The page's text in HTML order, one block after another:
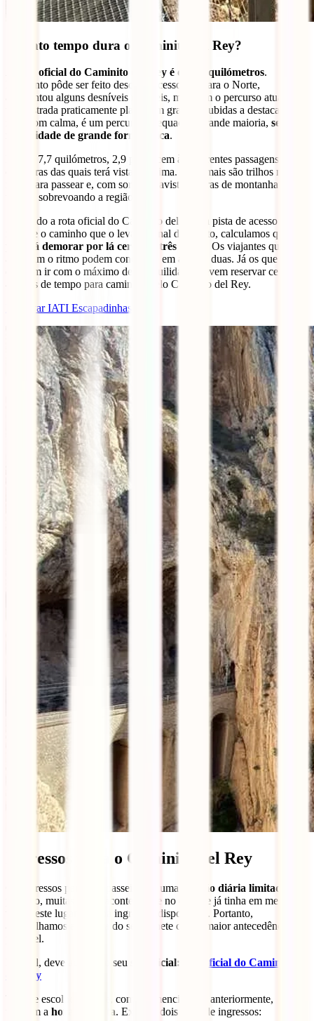
Quanto tempo dura o Caminito del Rey?
A rota oficial do Caminito del Rey é de 7,7 quilómetros.
Enquanto pôde ser feito desde o Acesso Sul para o Norte,
apresentou alguns desníveis notáveis, mas com o percurso atual, é
uma estrada praticamente plana sem grandes subidas a destacar. Por
isso, com calma, é um percurso adequado à grande maioria, sem a
necessidade de grande forma física.
Destes 7,7 quilómetros, 2,9 pertencem às diferentes passagens e
estruturas das quais terá vistas de cima. As demais são trilhos na
mata para passear e, com sorte, irá avistar cabras de montanha e
urubus sobrevoando a região.
Somando a rota oficial do Caminito del Rey, a pista de acesso do
início e o caminho que o leva ao final do trajeto, calculamos que
poderá demorar por lá cerca de três horas
. Os viajantes que
aceleram o ritmo podem concluí-lo em apenas duas. Já os que
desejam ir com o máximo de tranquilidade, devem reservar cerca de
4 horas de tempo para caminhar pelo Caminito del Rey.
Reservar IATI Escapadinhas
Ingressos para o Caminito del Rey
Os ingressos para este passeio têm uma lotação diária limitada
por isso, muitas vezes acontece que no dia que já tinha em mente
visitar este lugar, não há ingressos disponíveis. Portanto,
aconselhamos a reserva do seu bilhete com a maior antecedência
possível.
Para tal, deve aceder ao seu site oficial:
Site oficial do Caminito
del Rey
Terá de escolher o dia e, como já mencionado anteriormente,
também a hora da visita. Existem dois tipos de ingressos: